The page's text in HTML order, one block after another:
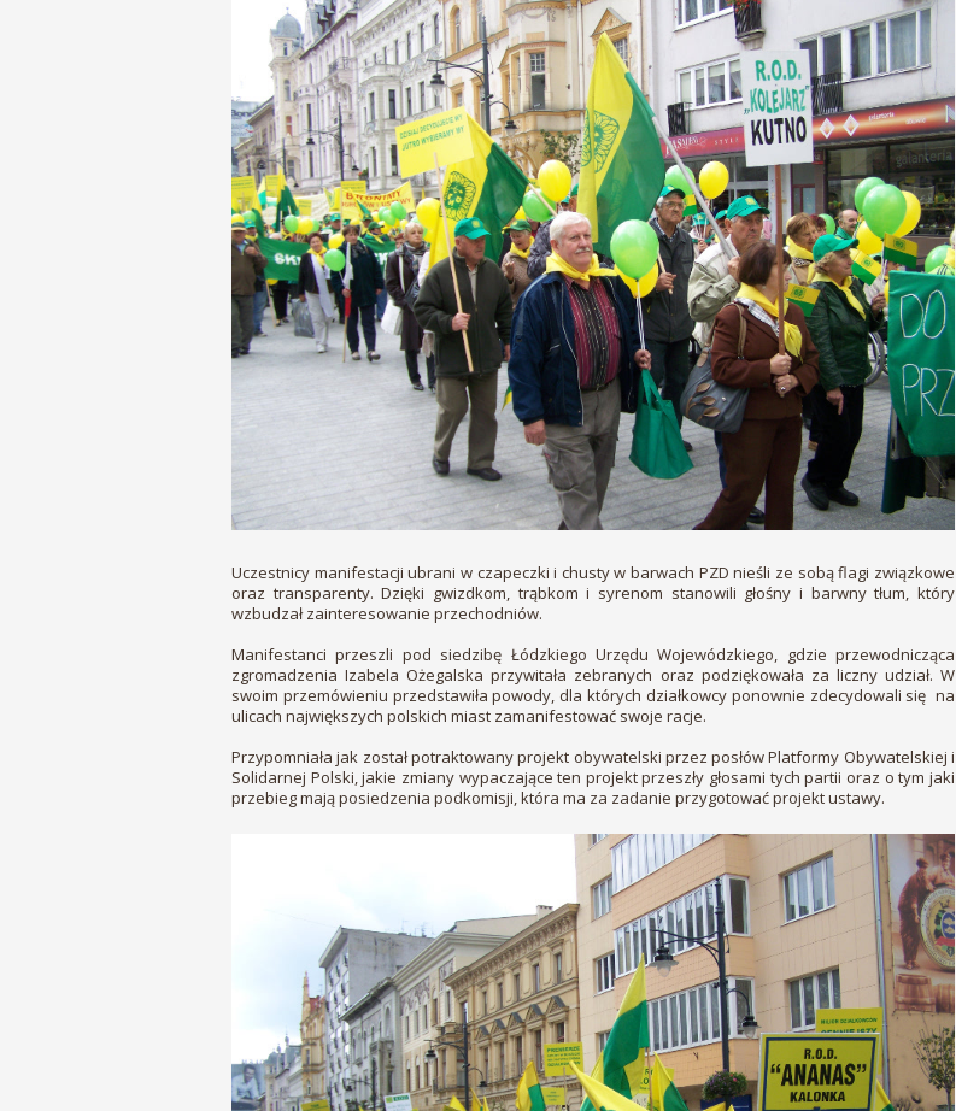
Uczestnicy manifestacji ubrani w czapeczki i chusty w barwach PZD nieśli ze sobą flagi związkowe
oraz transparenty. Dzięki gwizdkom, trąbkom i syrenom stanowili głośny i barwny tłum, który
wzbudzał zainteresowanie przechodniów.
Manifestanci przeszli pod siedzibę Łódzkiego Urzędu Wojewódzkiego, gdzie przewodnicząca
zgromadzenia Izabela Ożegalska przywitała zebranych oraz podziękowała za liczny udział. W
swoim przemówieniu przedstawiła powody, dla których działkowcy ponownie zdecydowali się na
ulicach największych polskich miast zamanifestować swoje racje.
Przypomniała jak został potraktowany projekt obywatelski przez posłów Platformy Obywatelskiej i
Solidarnej Polski, jakie zmiany wypaczające ten projekt przeszły głosami tych partii oraz o tym jaki
przebieg mają posiedzenia podkomisji, która ma za zadanie przygotować projekt ustawy.